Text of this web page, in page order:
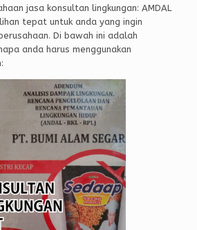
jasa konsultan lingkungan: AMDAL
tepat untuk anda yang ingin
Di bawah ini adalah
anda harus menggunakan